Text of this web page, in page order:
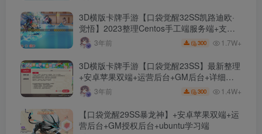
3D横版卡牌手游【口袋觉醒32SS凯路迪欧·
觉悟】2023整理Centos手工端服务端+支付
对接+安卓苹果双端+运营后台+GM授权后台
+代理后台
3年前 300 1.7W+
3D横版卡牌手游【口袋觉醒23SS】最新整理
+安卓苹果双端+运营后台+GM后台+详细搭
建教程3年前 300 1.4W+
【口袋觉醒29SS暴龙神】+安卓苹果双端+运
营后台+GM授权后台+ubuntu学习端